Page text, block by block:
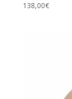
138,00€